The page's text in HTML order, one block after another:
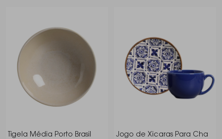
Tigela Média Porto Brasil
Jogo de Xicaras Para Cha